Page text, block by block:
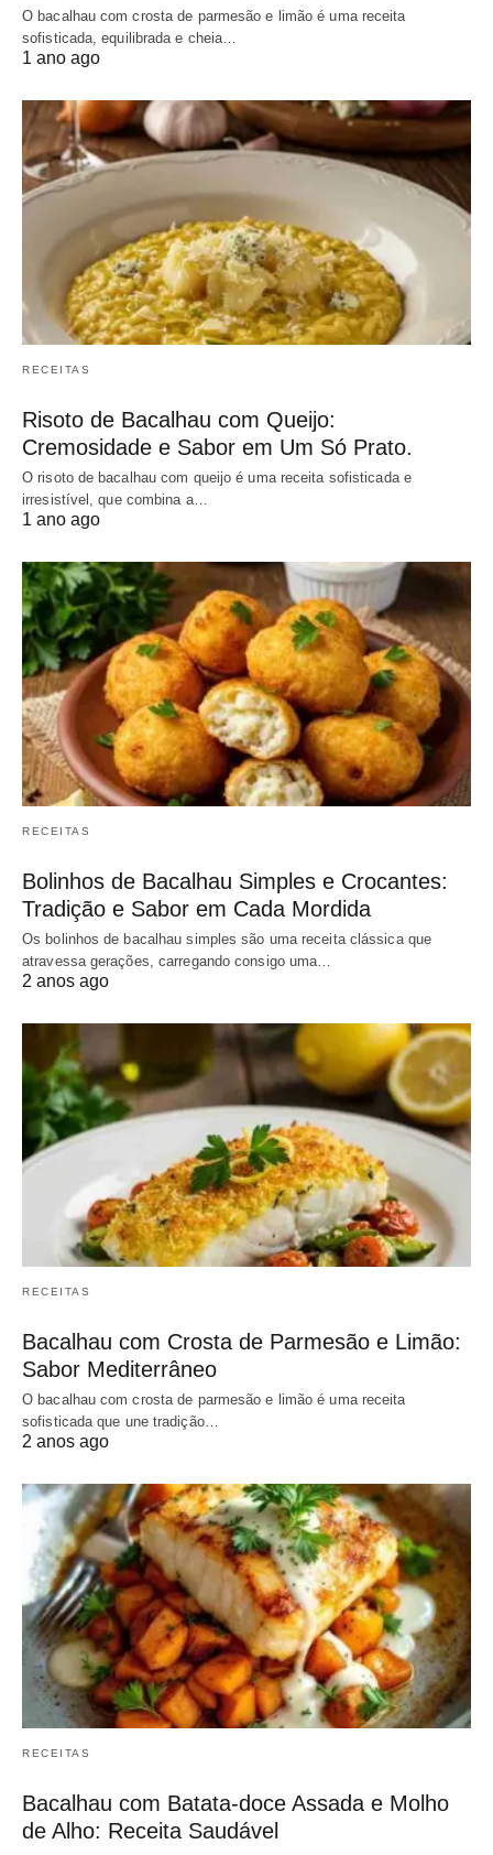
O bacalhau com crosta de parmesão e limão é uma receita
sofisticada, equilibrada e cheia…
1 ano ago
RECEITAS
Risoto de Bacalhau com Queijo:
Cremosidade e Sabor em Um Só Prato.
O risoto de bacalhau com queijo é uma receita sofisticada e
irresistível, que combina a…
1 ano ago
RECEITAS
Bolinhos de Bacalhau Simples e Crocantes:
Tradição e Sabor em Cada Mordida
Os bolinhos de bacalhau simples são uma receita clássica que
atravessa gerações, carregando consigo uma…
2 anos ago
RECEITAS
Bacalhau com Crosta de Parmesão e Limão:
Sabor Mediterrâneo
O bacalhau com crosta de parmesão e limão é uma receita
sofisticada que une tradição…
2 anos ago
RECEITAS
Bacalhau com Batata-doce Assada e Molho
de Alho: Receita Saudável